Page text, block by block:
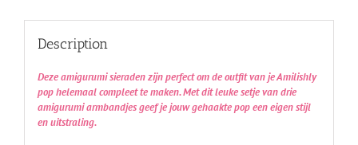
Description
Deze amigurumi sieraden zijn perfect om de outfit van je Amilishly
pop helemaal compleet te maken. Met dit leuke setje van drie
amigurumi armbandjes geef je jouw gehaakte pop een eigen stijl
en uitstraling.